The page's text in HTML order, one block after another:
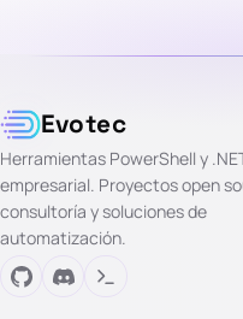
Evotec
Herramientas PowerShell y
empresarial. Proyectos open
consultoría y soluciones de
automatización.